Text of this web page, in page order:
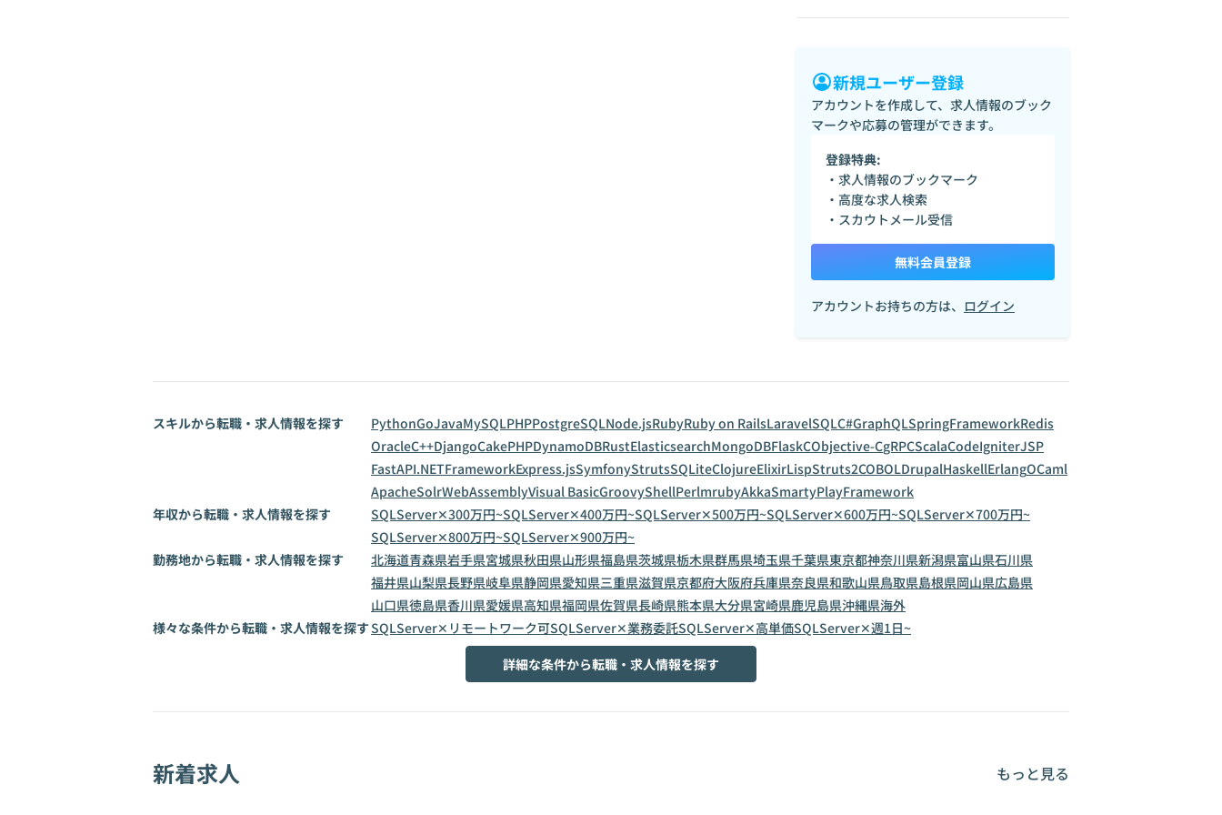
新規ユーザー登録
アカウントを作成して、求人情報のブック
マークや応募の管理ができます。
登録特典:
・求人情報のブックマーク
・高度な求人検索
・スカウトメール受信
無料会員登録
アカウントお持ちの方は、 ログイン
スキルから転職・求人情報を探す PythonGoJavaMySQLPHPPostgreSQLNode.jsRubyRuby on RailsLaravelSQLC#GraphQLSpringFrameworkRedis
OracleC++DjangoCakePHPDynamoDBRustElasticsearchMongoDBFlaskCObjective-CgRPCScalaCodeIgniterJSP
FastAPI.NETFrameworkExpress.jsSymfonyStrutsSQLiteClojureElixirLispStruts2COBOLDrupalHaskellErlangOCaml
ApacheSolrWebAssemblyVisual BasicGroovyShellPerlmrubyAkkaSmartyPlayFramework
年収から転職・求人情報を探す
SQLServer✕300万円~SQLServer✕400万円~SQLServer✕500万円~SQLServer✕600万円~SQLServer✕700万円~
SQLServer✕800万円~SQLServer✕900万円~
勤務地から転職・求人情報を探す
北海道青森県岩手県宮城県秋田県山形県福島県茨城県栃木県群馬県埼玉県千葉県東京都神奈川県新潟県富山県石川県
福井県山梨県長野県岐阜県静岡県愛知県三重県滋賀県京都府大阪府兵庫県奈良県和歌山県鳥取県島根県岡山県広島県
山口県徳島県香川県愛媛県高知県福岡県佐賀県長崎県熊本県大分県宮崎県鹿児島県沖縄県海外
様々な条件から転職・求人情報を探すSQLServer✕リモートワーク可SQLServer✕業務委託SQLServer✕高単価SQLServer✕週1日~
詳細な条件から転職・求人情報を探す
新着求人 もっと見る